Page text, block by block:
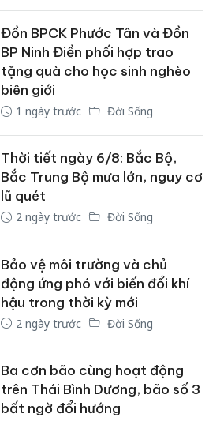
Đồn BPCK Phước Tân và Đồn
BP Ninh Điền phối hợp trao
tặng quà cho học sinh nghèo
biên giới
1 ngày trước Đời Sống
Thời tiết ngày 6/8: Bắc Bộ,
Bắc Trung Bộ mưa lớn, nguy cơ
lũ quét
2 ngày trước Đời Sống
Bảo vệ môi trường và chủ
động ứng phó với biến đổi khí
hậu trong thời kỳ mới
2 ngày trước Đời Sống
Ba cơn bão cùng hoạt động
trên Thái Bình Dương, bão số 3
bất ngờ đổi hướng